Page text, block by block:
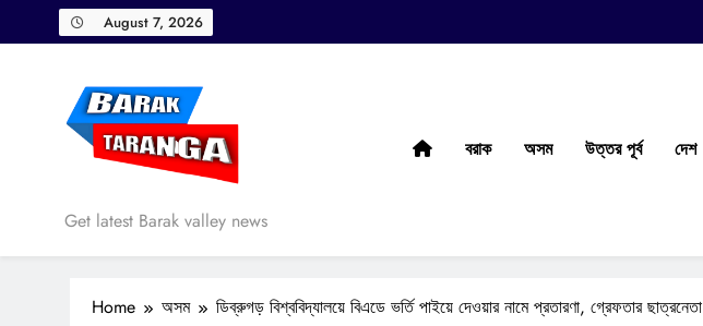
to
August 7, 2026
Barak Taranga
Get latest Barak valley news
বরাক অসম উত্তর পূর্ব দেশ
Home অসম ডিব্রুগড় বিশ্ববিদ্যালয়ে বিএডে ভর্তি পাইয়ে দেওয়ার নামে প্রতারণা, গ্রেফতার ছাত্রনেতা